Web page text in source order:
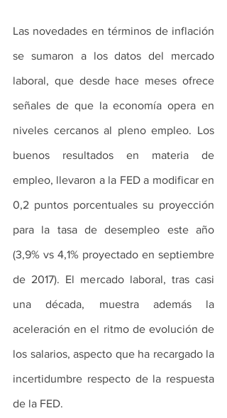
Las novedades en términos de inflación
se sumaron a los datos del mercado
laboral, que desde hace meses ofrece
señales de que la economía opera en
niveles cercanos al pleno empleo. Los
buenos resultados en materia de
empleo, llevaron a la FED a modificar en
0,2 puntos porcentuales su proyección
para la tasa de desempleo este año
(3,9% vs 4,1% proyectado en septiembre
de 2017). El mercado laboral, tras casi
una década, muestra además la
aceleración en el ritmo de evolución de
los salarios, aspecto que ha recargado la
incertidumbre respecto de la respuesta
de la FED.